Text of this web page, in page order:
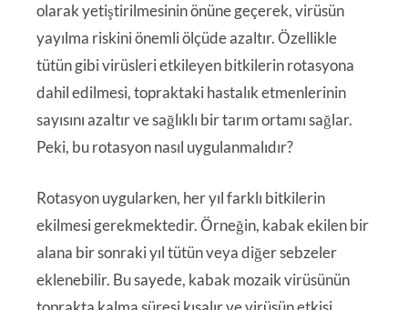
olarak yetiştirilmesinin önüne geçerek, virüsün
yayılma riskini önemli ölçüde azaltır. Özellikle
tütün gibi virüsleri etkileyen bitkilerin rotasyona
dahil edilmesi, topraktaki hastalık etmenlerinin
sayısını azaltır ve sağlıklı bir tarım ortamı sağlar.
Peki, bu rotasyon nasıl uygulanmalıdır?
Rotasyon uygularken, her yıl farklı bitkilerin
ekilmesi gerekmektedir. Örneğin, kabak ekilen bir
alana bir sonraki yıl tütün veya diğer sebzeler
eklenebilir. Bu sayede, kabak mozaik virüsünün